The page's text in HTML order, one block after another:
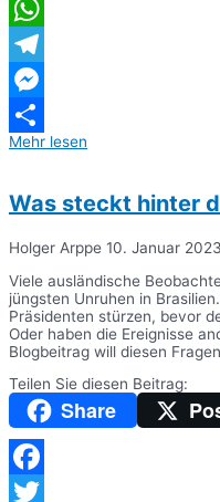
Twitter
WhatsApp
Telegram
Messenger
Teilen
Mehr lesen
Was steckt hinter
Holger Arppe 10. Januar 2023
Viele ausländische
jüngsten Unruhen in
Präsidenten stürzen, bevor
Oder haben die Ereignisse
Blogbeitrag will diesen
Teilen Sie diesen Beitrag:
Share
Facebook